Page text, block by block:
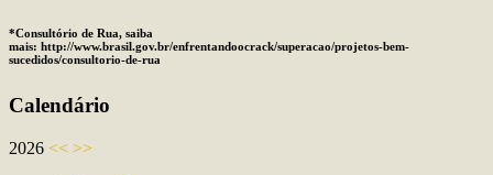
*Consultório de Rua, saiba
mais: http://www.brasil.gov.br/enfrentandoocrack/superacao/projetos-bem-
sucedidos/consultorio-de-rua
Calendário
2026 << >>